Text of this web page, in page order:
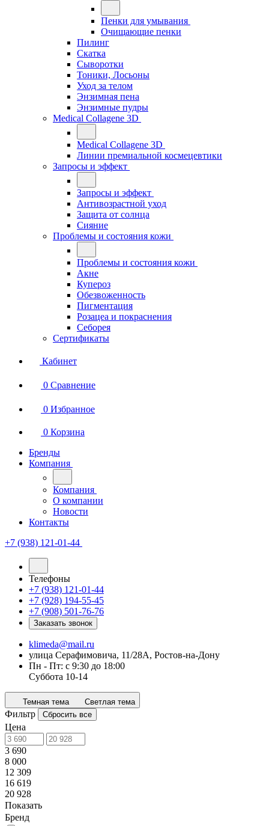
Пенки для умывания
Очищающие пенки
Пилинг
Скатка
Сыворотки
Тоники, Лосьоны
Уход за телом
Энзимная пена
Энзимные пудры
Medical Collagene 3D
Medical Collagene 3D
Линии премиальной космецевтики
Запросы и эффект
Запросы и эффект
Антивозрастной уход
Защита от солнца
Сияние
Проблемы и состояния кожи
Проблемы и состояния кожи
Акне
Купероз
Обезвоженность
Пигментация
Розацеа и покраснения
Себорея
Сертификаты
Кабинет
0 Сравнение
0 Избранное
0 Корзина
Бренды
Компания
Компания
О компании
Новости
Контакты
+7 (938) 121-01-44
Телефоны
+7 (938) 121-01-44
+7 (928) 194-55-45
+7 (908) 501-76-76
Заказать звонок
klimeda@mail.ru
улица Серафимовича, 11/28А, Ростов-на-Дону
Пн - Пт: с 9:30 до 18:00
Суббота 10-14
Темная тема Светлая тема
Фильтр Сбросить все
Цена
3 690
8 000
12 309
16 619
20 928
Показать
Бренд